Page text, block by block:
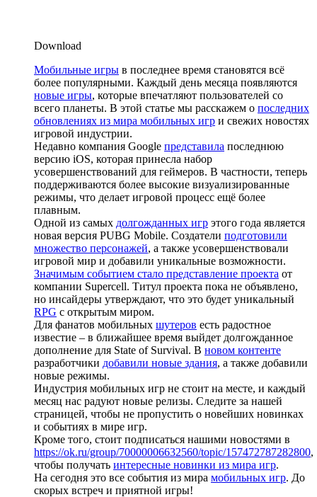
Download
Мобильные игры в последнее время становятся всё
более популярными. Каждый день месяца появляются
новые игры, которые впечатляют пользователей со
всего планеты. В этой статье мы расскажем о последних
обновлениях из мира мобильных игр и свежих новостях
игровой индустрии.
Недавно компания Google представила последнюю
версию iOS, которая принесла набор
усовершенствований для геймеров. В частности, теперь
поддерживаются более высокие визуализированные
режимы, что делает игровой процесс ещё более
плавным.
Одной из самых долгожданных игр этого года является
новая версия PUBG Mobile. Создатели подготовили
множество персонажей, а также усовершенствовали
игровой мир и добавили уникальные возможности.
Значимым событием стало представление проекта от
компании Supercell. Титул проекта пока не объявлено,
но инсайдеры утверждают, что это будет уникальный
RPG с открытым миром.
Для фанатов мобильных шутеров есть радостное
известие – в ближайшее время выйдет долгожданное
дополнение для State of Survival. В новом контенте
разработчики добавили новые здания, а также добавили
новые режимы.
Индустрия мобильных игр не стоит на месте, и каждый
месяц нас радуют новые релизы. Следите за нашей
страницей, чтобы не пропустить о новейших новинках
и событиях в мире игр.
Кроме того, стоит подписаться нашими новостями в
https://ok.ru/group/70000006632560/topic/157472787282800,
чтобы получать интересные новинки из мира игр.
На сегодня это все события из мира мобильных игр. До
скорых встреч и приятной игры!